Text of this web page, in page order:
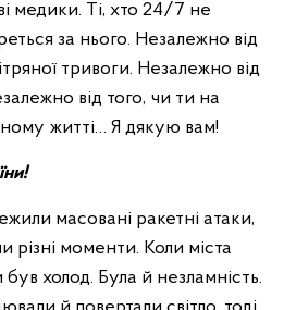
медики. Ті, хто 24/7 не
за нього. Незалежно від
тривоги. Незалежно від
від того, чи ти на
житті… Я дякую вам!
масовані ракетні атаки,
різні моменти. Коли міста
був холод. Була й незламність.